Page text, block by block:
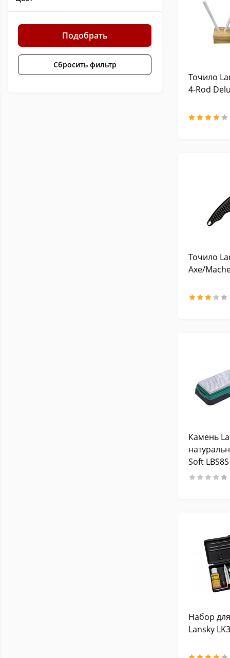
Подобрать
Сбросить фильтр
Точило
4-Rod
Точило
Axe/
Камень
Soft LBS8S
Набор
Lansky